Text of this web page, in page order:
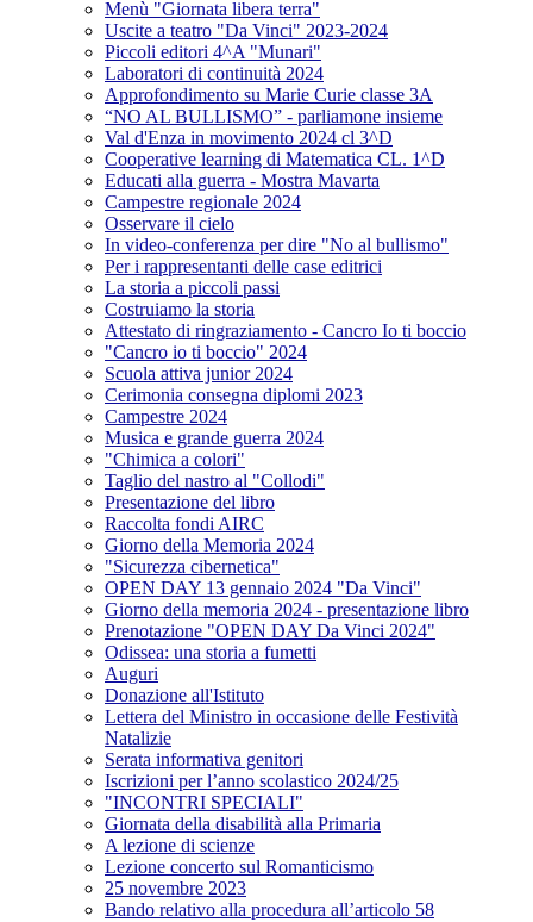
Menù "Giornata libera terra"
Uscite a teatro "Da Vinci" 2023-2024
Piccoli editori 4^A "Munari"
Laboratori di continuità 2024
Approfondimento su Marie Curie classe 3A
“NO AL BULLISMO” - parliamone insieme
Val d'Enza in movimento 2024 cl 3^D
Cooperative learning di Matematica CL. 1^D
Educati alla guerra - Mostra Mavarta
Campestre regionale 2024
Osservare il cielo
In video-conferenza per dire "No al bullismo"
Per i rappresentanti delle case editrici
La storia a piccoli passi
Costruiamo la storia
Attestato di ringraziamento - Cancro Io ti boccio
"Cancro io ti boccio" 2024
Scuola attiva junior 2024
Cerimonia consegna diplomi 2023
Campestre 2024
Musica e grande guerra 2024
"Chimica a colori"
Taglio del nastro al "Collodi"
Presentazione del libro
Raccolta fondi AIRC
Giorno della Memoria 2024
"Sicurezza cibernetica"
OPEN DAY 13 gennaio 2024 "Da Vinci"
Giorno della memoria 2024 - presentazione libro
Prenotazione "OPEN DAY Da Vinci 2024"
Odissea: una storia a fumetti
Auguri
Donazione all'Istituto
Lettera del Ministro in occasione delle Festività
Natalizie
Serata informativa genitori
Iscrizioni per l’anno scolastico 2024/25
"INCONTRI SPECIALI"
Giornata della disabilità alla Primaria
A lezione di scienze
Lezione concerto sul Romanticismo
25 novembre 2023
Bando relativo alla procedura all’articolo 58